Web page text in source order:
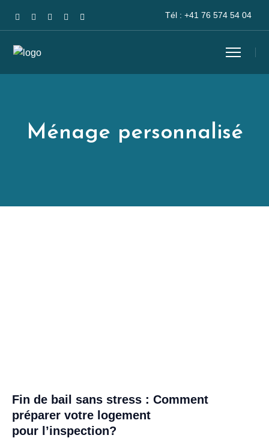
Tél : +41 76 574 54 04
Ménage personnalisé
Fin de bail sans stress : Comment
préparer votre logement
pour l’inspection?